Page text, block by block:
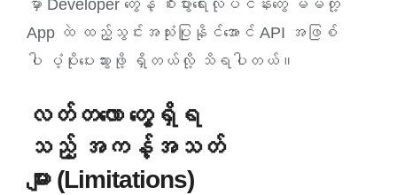
မှာ Developer တွေနဲ့ စီးပွားရေးလုပ်ငန်းတွေ မိမိတို့
App ထဲ ထည့်သွင်းအသုံးပြုနိုင်အောင် API အဖြစ်
ပါ ပံ့ပိုးပေးသွားဖို့ ရှိတယ်လို့ သိရပါတယ်။
လတ်တလော တွေ့ရှိရ
သည့် အကန့်အသတ်
များ (Limitations)